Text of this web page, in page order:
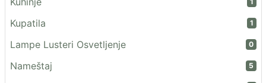
Kupatila 1
Lampe Lusteri Osvetljenje 0
Nameštaj 5